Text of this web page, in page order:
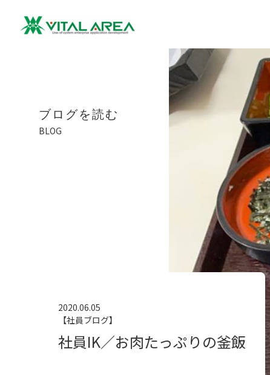
ブログを読む
BLOG
2020.06.05
【社員ブログ】
社員IK／お肉たっぷりの釜飯